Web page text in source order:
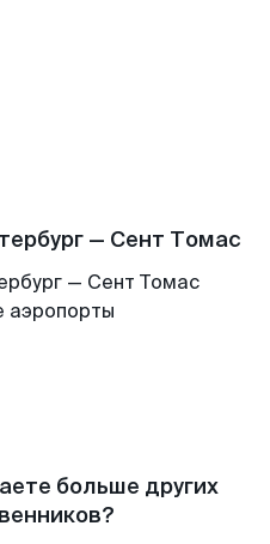
— Сент Томас
— Сент Томас
аэропорты
больше других